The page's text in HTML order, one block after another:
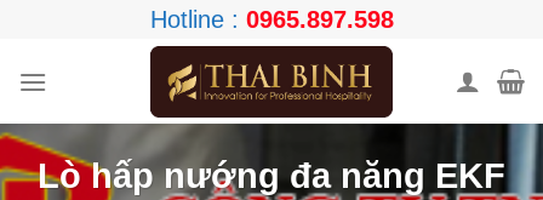
content
Hotline : 0965.897.598
Lò hấp nướng đa năng EKF